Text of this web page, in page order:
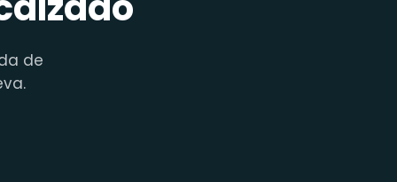
de